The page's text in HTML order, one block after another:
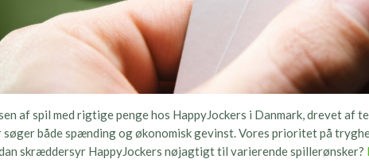
af spil med rigtige penge hos HappyJockers i Danmark, drevet af
både spænding og økonomisk gevinst. Vores prioritet på
skræddersyr HappyJockers nøjagtigt til varierende spillerønsker?